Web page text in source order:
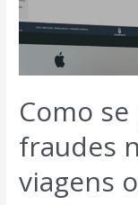
Como
fraudes
viagens